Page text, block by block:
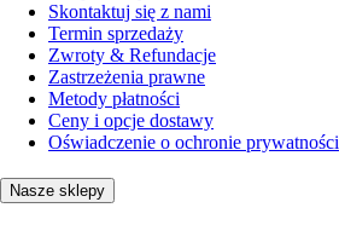
Skontaktuj się z nami
Termin sprzedaży
Zwroty & Refundacje
Zastrzeżenia prawne
Metody płatności
Ceny i opcje dostawy
Oświadczenie o ochronie prywatności
Nasze sklepy